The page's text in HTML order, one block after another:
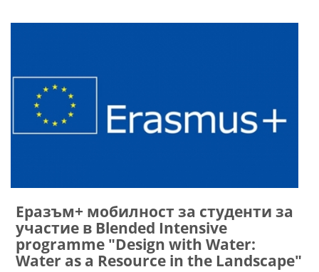
Еразъм+ мобилност за студенти за
участие в Blended Intensive
programme "Design with Water:
Water as a Resource in the Landscape"